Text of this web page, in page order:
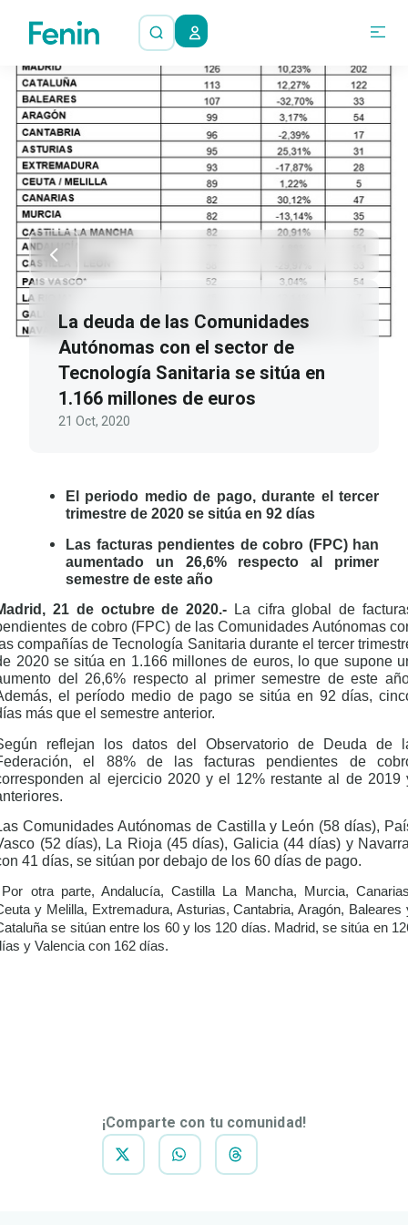
La deuda de las Comunidades
Autónomas con el sector de
Tecnología Sanitaria se sitúa en
1.166 millones de euros
21 Oct, 2020
El periodo medio de pago, durante el tercer
trimestre de 2020 se sitúa en 92 días
Las facturas pendientes de cobro (FPC) han
aumentado un 26,6% respecto al primer
semestre de este año
21 de octubre de 2020.-
La cifra global de
de cobro (FPC) de las Comunidades Autónomas
compañías de Tecnología Sanitaria durante el tercer
2020 se sitúa en 1.166 millones de euros, lo que supone
del 26,6% respecto al primer semestre de este
el período medio de pago se sitúa en 92 días,
más que el semestre anterior.
reflejan los datos del Observatorio de Deuda de
el 88% de las facturas pendientes de
al ejercicio 2020 y el 12% restante al de 2019
Comunidades Autónomas de Castilla y León (58 días),
(52 días), La Rioja (45 días), Galicia (44 días) y
41 días, se sitúan por debajo de los 60 días de pago.
Por otra parte, Andalucía, Castilla La Mancha, Murcia,
y Melilla, Extremadura, Asturias, Cantabria, Aragón, Baleares
se sitúan entre los 60 y los 120 días. Madrid, se sitúa en
y Valencia con 162 días.
¡Comparte con tu comunidad!